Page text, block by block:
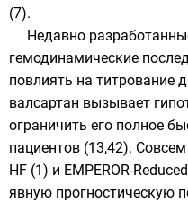
(7).
Недавно
гемодинамические
повлиять на титрование
валсартан вызывает
ограничить его полное
пациентов (13,42).
HF (1) и EMPEROR-
явную прогностическую